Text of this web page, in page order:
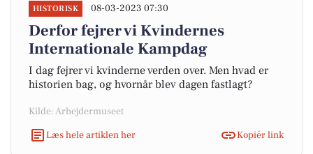
HISTORISK 08-03-2023 07:30
Derfor fejrer vi Kvindernes
Internationale Kampdag
I dag fejrer vi kvinderne verden over. Men hvad er
historien bag, og hvornår blev dagen fastlagt?
Kilde: Arbejdermuseet
Læs hele artiklen her
Kopiér link